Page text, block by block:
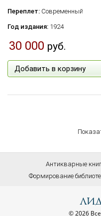
Переплет: Современный
Год издания: 1924
30 000 руб.
Добавить в корзину
Антикварные
Формирование
© 2026